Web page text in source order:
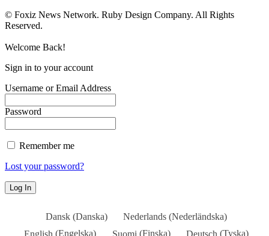
© Foxiz News Network. Ruby Design Company. All Rights
Reserved.
Welcome Back!
Sign in to your account
Username or Email Address
Password
Remember me
Lost your password?
Dansk (Danska) Nederlands (Nederländska)
English (Engelska) Suomi (Finska) Deutsch (Tyska)